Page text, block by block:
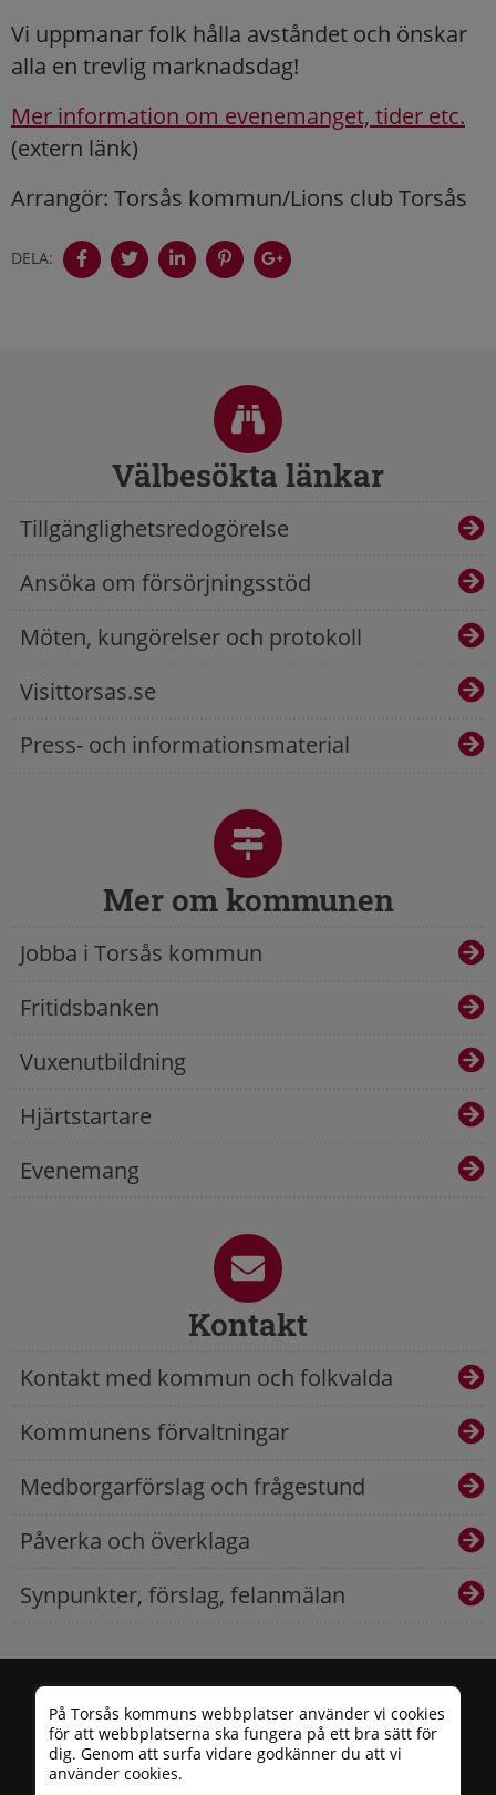
Vi uppmanar folk hålla avståndet och önskar
alla en trevlig marknadsdag!
Mer information om evenemanget, tider etc.
(extern länk)
Arrangör: Torsås kommun/Lions club Torsås
DELA:
På Torsås kommuns webbplatser använder vi cookies
för att webbplatserna ska fungera på ett bra sätt för
dig. Genom att surfa vidare godkänner du att vi
använder cookies.
Välbesökta länkar
Tillgänglighetsredogörelse
Ansöka om försörjningsstöd
Möten, kungörelser och protokoll
Visittorsas.se
Press- och informationsmaterial
Mer om kommunen
Jobba i Torsås kommun
Fritidsbanken
Vuxenutbildning
Hjärtstartare
Evenemang
Kontakt
Kontakt med kommun och folkvalda
Kommunens förvaltningar
Medborgarförslag och frågestund
Påverka och överklaga
Synpunkter, förslag, felanmälan